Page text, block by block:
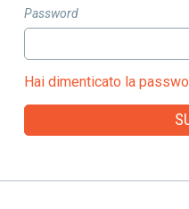
Password
Hai dimenticato la